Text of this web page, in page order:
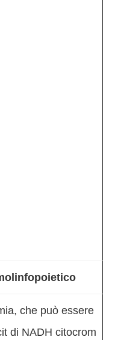
che può essere
di NADH citocrom